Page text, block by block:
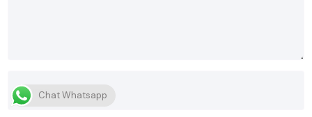
Chat Whatsapp